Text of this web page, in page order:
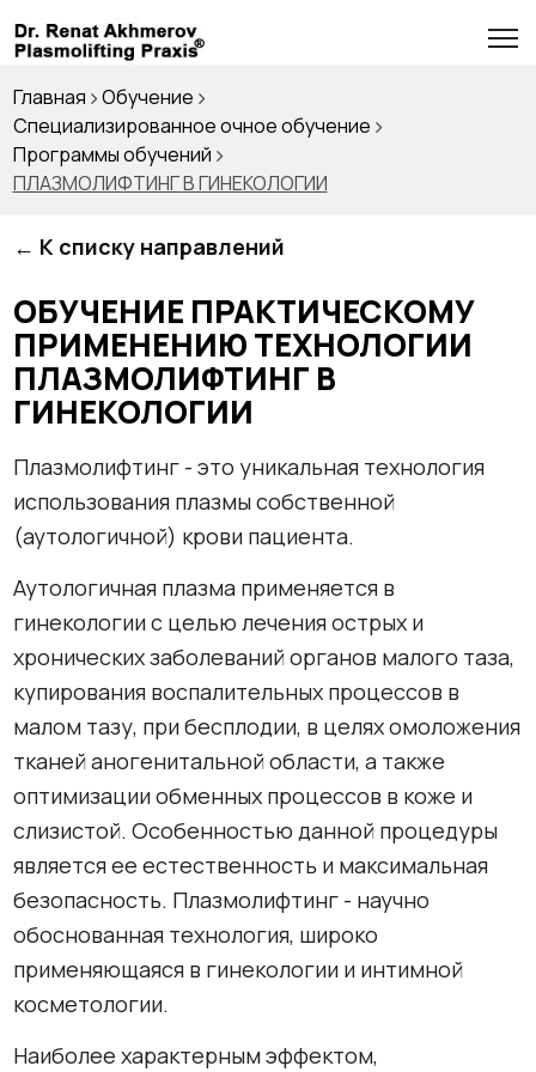
Главная
Обучение
Специализированное очное обучение
Программы обучений
ПЛАЗМОЛИФТИНГ В ГИНЕКОЛОГИИ
← К списку направлений
ОБУЧЕНИЕ ПРАКТИЧЕСКОМУ
ПРИМЕНЕНИЮ ТЕХНОЛОГИИ
ПЛАЗМОЛИФТИНГ В
ГИНЕКОЛОГИИ
Плазмолифтинг - это уникальная технология
использования плазмы собственной
(аутологичной) крови пациента.
Аутологичная плазма применяется в
гинекологии с целью лечения острых и
хронических заболеваний органов малого таза,
купирования воспалительных процессов в
малом тазу, при бесплодии, в целях омоложения
тканей аногенитальной области, а также
оптимизации обменных процессов в коже и
слизистой. Особенностью данной процедуры
является ее естественность и максимальная
безопасность. Плазмолифтинг - научно
обоснованная технология, широко
применяющаяся в гинекологии и интимной
косметологии.
Наиболее характерным эффектом,